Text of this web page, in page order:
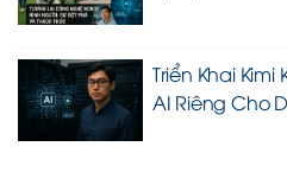
Triển Khai Kimi
AI Riêng Cho